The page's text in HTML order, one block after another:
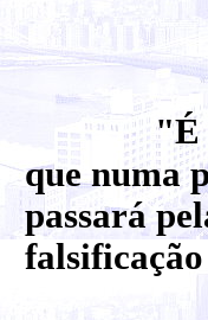
"É
que numa
passará